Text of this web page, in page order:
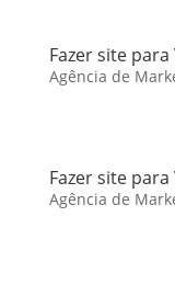
Fazer site
Agência de
Fazer site
Agência de